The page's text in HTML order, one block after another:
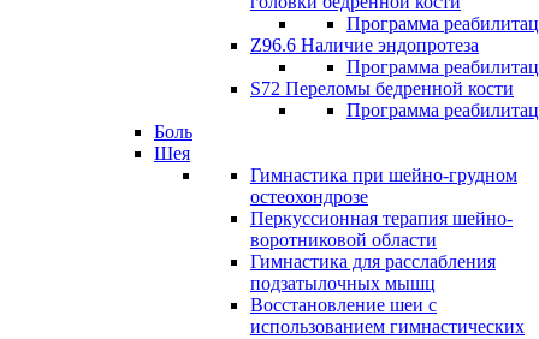
Программа
Z96.6 Наличие эндопротеза
Программа
S72 Переломы бедренной кости
Программа
Боль
Шея
Гимнастика при шейно-грудном
остеохондрозе
Перкуссионная терапия шейно-
воротниковой области
Гимнастика для расслабления
подзатылочных мышц
Восстановление шеи с
использованием гимнастических